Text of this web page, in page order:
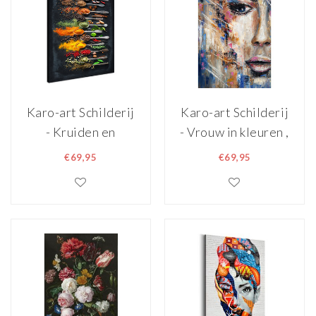
Karo-art Schilderij
- Kruiden en
Specerijen op een
achtergrond,
€69,95
Karo-art Schilderij
- Vrouw in kleuren ,
Multikleur , 2
Print, Abstracte
slaapkamer,
wandecoratie
€69,95